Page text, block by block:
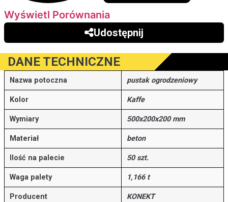
Wyświetl Porównania
Udostępnij
DANE TECHNICZNE
Nazwa potoczna pustak ogrodzeniowy
Kolor Kaffe
Wymiary 500x200x200 mm
Materiał beton
Ilość na palecie 50 szt.
Waga palety 1,166 t
Producent KONEKT